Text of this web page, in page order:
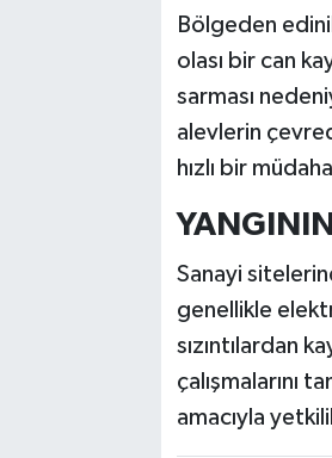
Bölgeden
olası bir can
sarması
alevlerin
hızlı bir
Sanayi
genellikle
sızıntılardan
çalışmalarını
amacıyla